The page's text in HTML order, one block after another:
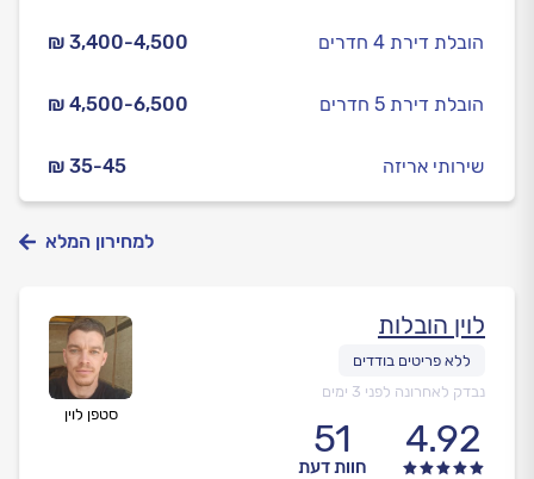
₪ 3,400-4,500 הובלת דירת 4 חדרים
₪ 4,500-6,500 הובלת דירת 5 חדרים
₪ 35-45 שירותי אריזה
למחירון המלא
סטפן לוין
לוין הובלות
נבדק לאחרונה לפני 3 ימים
4.92
51
חוות דעת